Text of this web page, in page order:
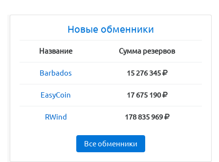
Новые обменники
Название Сумма резервов
Barbados 15 276 345
EasyCoin 17 675 190
RWind 178 835 969
Все обменники